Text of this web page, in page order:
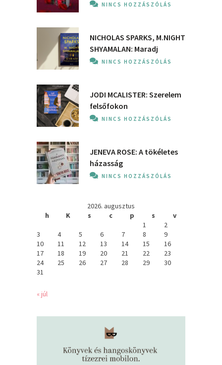
NINCS HOZZÁSZÓLÁS
NICHOLAS SPARKS, M.NIGHT
SHYAMALAN: Maradj
NINCS HOZZÁSZÓLÁS
JODI MCALISTER: Szerelem
felsőfokon
NINCS HOZZÁSZÓLÁS
JENEVA ROSE: A ​tökéletes
házasság
NINCS HOZZÁSZÓLÁS
2026. augusztus
h
K s c p s
v
1
2
3
4 5 6 7 8
9
10
11 12 13 14 15
16
17
18 19 20 21 22
23
24
25 26 27 28 29
30
31
« júl